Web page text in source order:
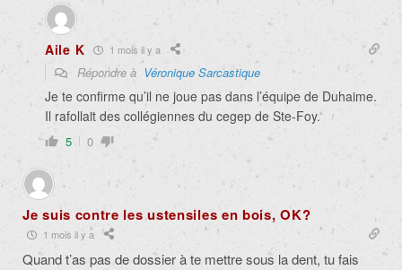
Aile K 1 mois il y a
Répondre à Véronique Sarcastique
Je te confirme qu’il ne joue pas dans l’équipe de Duhaime.
Il rafollait des collégiennes du cegep de Ste-Foy.
5 0
Je suis contre les ustensiles en bois, OK?
1 mois il y a
Quand t’as pas de dossier à te mettre sous la dent, tu fais